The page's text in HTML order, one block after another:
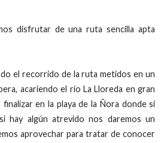
disfrutar de una ruta sencilla apta
el recorrido de la ruta metidos en un
acariendo el río La Lloreda en gran
en la playa de la Ñora donde si
hay algún atrevido nos daremos un
aprovechar para tratar de conocer